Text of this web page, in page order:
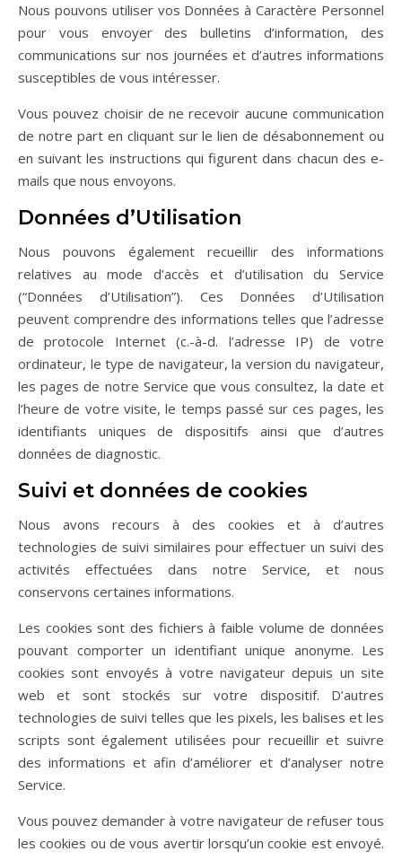
Nous pouvons utiliser vos Données à Caractère Personnel
pour vous envoyer des bulletins d’information, des
communications sur nos journées et d’autres informations
susceptibles de vous intéresser.
Vous pouvez choisir de ne recevoir aucune communication
de notre part en cliquant sur le lien de désabonnement ou
en suivant les instructions qui figurent dans chacun des e-
mails que nous envoyons.
Données d’Utilisation
Nous pouvons également recueillir des informations
relatives au mode d’accès et d’utilisation du Service
(“Données d’Utilisation”). Ces Données d’Utilisation
peuvent comprendre des informations telles que l’adresse
de protocole Internet (c.-à-d. l’adresse IP) de votre
ordinateur, le type de navigateur, la version du navigateur,
les pages de notre Service que vous consultez, la date et
l’heure de votre visite, le temps passé sur ces pages, les
identifiants uniques de dispositifs ainsi que d’autres
données de diagnostic.
Suivi et données de cookies
Nous avons recours à des cookies et à d’autres
technologies de suivi similaires pour effectuer un suivi des
activités effectuées dans notre Service, et nous
conservons certaines informations.
Les cookies sont des fichiers à faible volume de données
pouvant comporter un identifiant unique anonyme. Les
cookies sont envoyés à votre navigateur depuis un site
web et sont stockés sur votre dispositif. D’autres
technologies de suivi telles que les pixels, les balises et les
scripts sont également utilisées pour recueillir et suivre
des informations et afin d’améliorer et d’analyser notre
Service.
Vous pouvez demander à votre navigateur de refuser tous
les cookies ou de vous avertir lorsqu’un cookie est envoyé.